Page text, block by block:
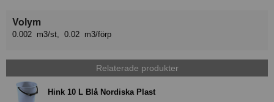
Volym
0.002 m3/st, 0.02 m3/förp
Relaterade produkter
Hink 10 L Blå Nordiska Plast